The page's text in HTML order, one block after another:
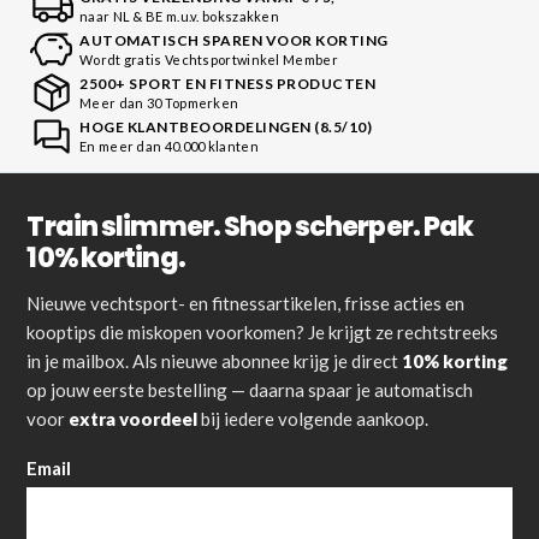
naar NL & BE m.u.v. bokszakken
AUTOMATISCH SPAREN VOOR KORTING
Wordt gratis Vechtsportwinkel Member
2500+ SPORT EN FITNESS PRODUCTEN
Meer dan 30 Topmerken
HOGE KLANTBEOORDELINGEN (8.5/10)
En meer dan 40.000 klanten
Train slimmer. Shop scherper. Pak
10% korting.
Nieuwe vechtsport- en fitnessartikelen, frisse acties en
kooptips die miskopen voorkomen? Je krijgt ze rechtstreeks
in je mailbox. Als nieuwe abonnee krijg je direct 10% korting
op jouw eerste bestelling — daarna spaar je automatisch
voor extra voordeelbij iedere volgende aankoop.
Email